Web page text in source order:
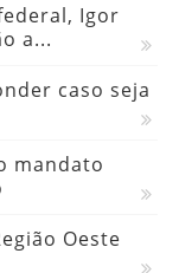
Igor
a...
caso seja
mandato
Oeste